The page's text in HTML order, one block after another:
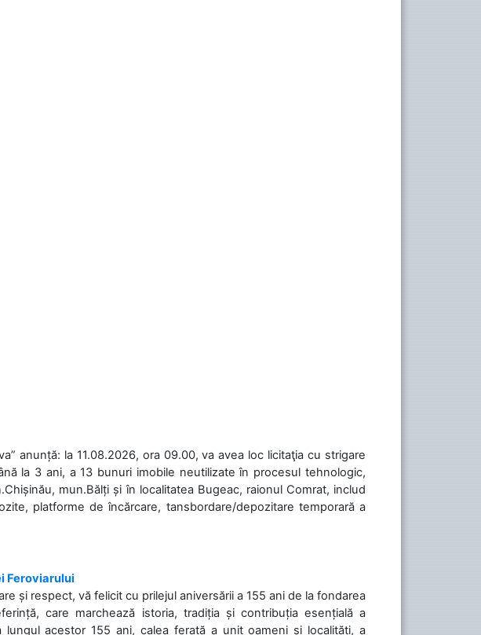
anunță: la 11.08.2026, ora 09.00, va avea loc licitaţia cu strigare
la 3 ani, a 13 bunuri imobile neutilizate în procesul tehnologic,
mun.Bălți și în localitatea Bugeac, raionul Comrat, includ
platforme de încărcare, tansbordare/depozitare temporară a
Feroviarului
și respect, vă felicit cu prilejul aniversării a 155 ani de la fondarea
care marchează istoria, tradiția și contribuția esențială a
acestor 155 ani, calea ferată a unit oameni și localități, a